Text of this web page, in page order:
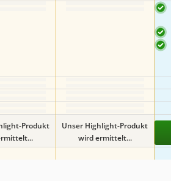
Produkt
Unser Highlight-Produkt
wird ermittelt...